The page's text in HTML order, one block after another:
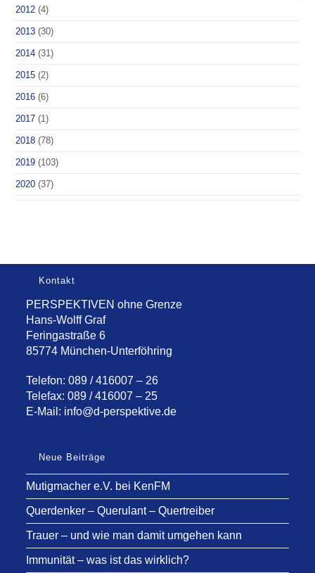
2012 (4)
2013 (30)
2014 (31)
2015 (2)
2016 (6)
2017 (1)
2018 (78)
2019 (103)
2020 (37)
Kontakt
PERSPEKTIVEN ohne Grenze
Hans-Wolff Graf
Feringastraße 6
85774 München-Unterföhring
Telefon: 089 / 416007 – 26
Telefax: 089 / 416007 – 25
E-Mail: info@d-perspektive.de
Neue Beiträge
Mutigmacher e.V. bei KenFM
Querdenker – Querulant – Quertreiber
Trauer – und wie man damit umgehen kann
Immunität – was ist das wirklich?